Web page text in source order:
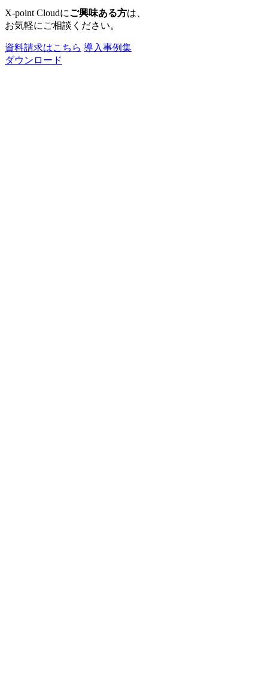
X-point Cloudにご興味ある方は、
お気軽にご相談ください。
資料請求はこちら 導入事例集
ダウンロード